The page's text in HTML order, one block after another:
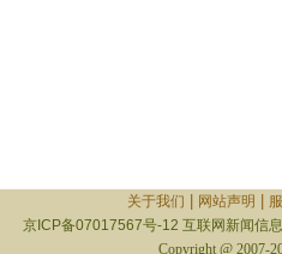
关于我们 网站声明
京ICP备07017567号-12 互联网新闻信
Copyright @ 2007-